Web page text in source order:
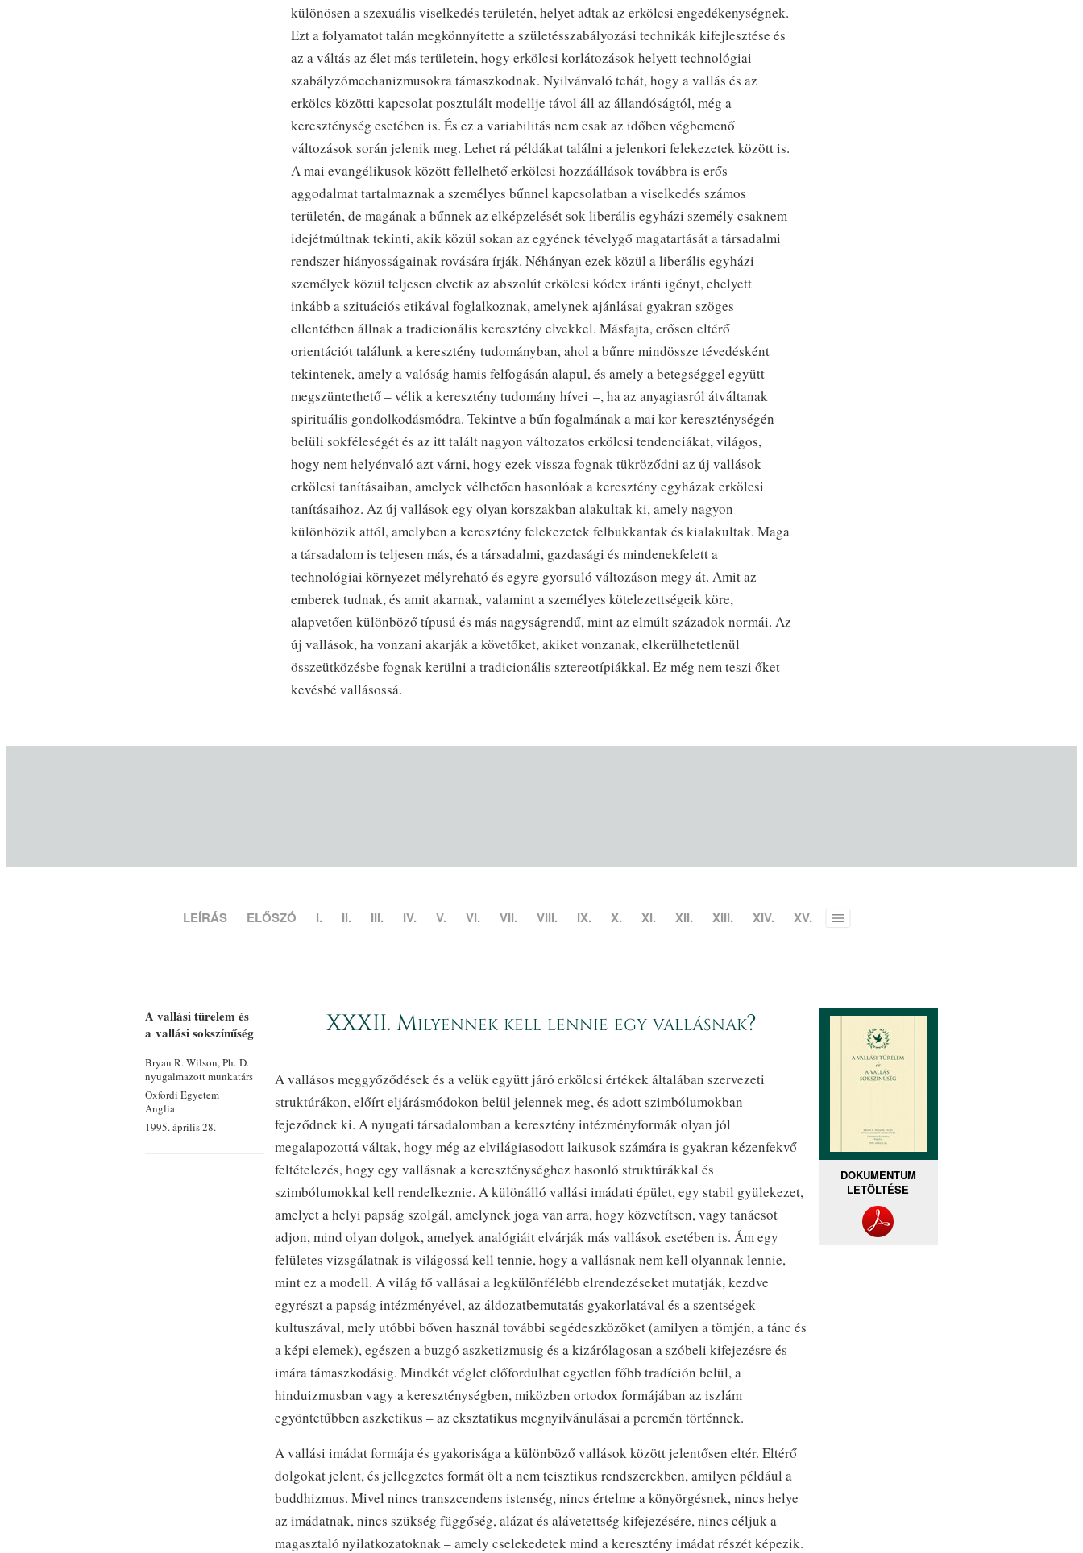
különösen a szexuális viselkedés területén, helyet adtak az erkölcsi engedékenységnek.
Ezt a folyamatot talán megkönnyítette a születésszabályozási technikák kifejlesztése és
az a váltás az élet más területein, hogy erkölcsi korlátozások helyett technológiai
szabályzómechanizmusokra támaszkodnak. Nyilvánvaló tehát, hogy a vallás és az
erkölcs közötti kapcsolat posztulált modellje távol áll az állandóságtól, még a
kereszténység esetében is. És ez a variabilitás nem csak az időben végbemenő
változások során jelenik meg. Lehet rá példákat találni a jelenkori felekezetek között is.
A mai evangélikusok között fellelhető erkölcsi hozzáállások továbbra is erős
aggodalmat tartalmaznak a személyes bűnnel kapcsolatban a viselkedés számos
területén, de magának a bűnnek az elképzelését sok liberális egyházi személy csaknem
idejétmúltnak tekinti, akik közül sokan az egyének tévelygő magatartását a társadalmi
rendszer hiányosságainak rovására írják. Néhányan ezek közül a liberális egyházi
személyek közül teljesen elvetik az abszolút erkölcsi kódex iránti igényt, ehelyett
inkább a szituációs etikával foglalkoznak, amelynek ajánlásai gyakran szöges
ellentétben állnak a tradicionális keresztény elvekkel. Másfajta, erősen eltérő
orientációt találunk a keresztény tudományban, ahol a bűnre mindössze tévedésként
tekintenek, amely a valóság hamis felfogásán alapul, és amely a betegséggel együtt
megszüntethető – vélik a keresztény tudomány hívei –, ha az anyagiasról átváltanak
spirituális gondolkodásmódra. Tekintve a bűn fogalmának a mai kor kereszténységén
belüli sokféleségét és az itt talált nagyon változatos erkölcsi tendenciákat, világos,
hogy nem helyénvaló azt várni, hogy ezek vissza fognak tükröződni az új vallások
erkölcsi tanításaiban, amelyek vélhetően hasonlóak a keresztény egyházak erkölcsi
tanításaihoz. Az új vallások egy olyan korszakban alakultak ki, amely nagyon
különbözik attól, amelyben a keresztény felekezetek felbukkantak és kialakultak. Maga
a társadalom is teljesen más, és a társadalmi, gazdasági és mindenekfelett a
technológiai környezet mélyreható és egyre gyorsuló változáson megy át. Amit az
emberek tudnak, és amit akarnak, valamint a személyes kötelezettségeik köre,
alapvetően különböző típusú és más nagyságrendű, mint az elmúlt századok normái. Az
új vallások, ha vonzani akarják a követőket, akiket vonzanak, elkerülhetetlenül
összeütközésbe fognak kerülni a tradicionális sztereotípiákkal. Ez még nem teszi őket
kevésbé vallásossá.
LEÍRÁS ELŐSZÓ I. II. III. IV. V. VI. VII. VIII. IX. X. XI. XII. XIII. XIV. XV. Toggle
A vallási türelem és
a vallási sokszínűség
Bryan R. Wilson, Ph. D.
nyugalmazott munkatárs
Oxfordi Egyetem
Anglia
1995. április 28.
XXXII. Milyennek kell lennie egy vallásnak?
A vallásos meggyőződések és a velük együtt járó erkölcsi értékek általában szervezeti
struktúrákon, előírt eljárásmódokon belül jelennek meg, és adott szimbólumokban
fejeződnek ki. A nyugati társadalomban a keresztény intézményformák olyan jól
megalapozottá váltak, hogy még az elvilágiasodott laikusok számára is gyakran kézenfekvő
feltételezés, hogy egy vallásnak a kereszténységhez hasonló struktúrákkal és
szimbólumokkal kell rendelkeznie. A különálló vallási imádati épület, egy stabil gyülekezet,
amelyet a helyi papság szolgál, amelynek joga van arra, hogy közvetítsen, vagy tanácsot
adjon, mind olyan dolgok, amelyek analógiáit elvárják más vallások esetében is. Ám egy
felületes vizsgálatnak is világossá kell tennie, hogy a vallásnak nem kell olyannak lennie,
mint ez a modell. A világ fő vallásai a legkülönfélébb elrendezéseket mutatják, kezdve
egyrészt a papság intézményével, az áldozatbemutatás gyakorlatával és a szentségek
kultuszával, mely utóbbi bőven használ további segédeszközöket (amilyen a tömjén, a tánc és
a képi elemek), egészen a buzgó aszketizmusig és a kizárólagosan a szóbeli kifejezésre és
imára támaszkodásig. Mindkét véglet előfordulhat egyetlen főbb tradíción belül, a
hinduizmusban vagy a kereszténységben, miközben ortodox formájában az iszlám
egyöntetűbben aszketikus – az eksztatikus megnyilvánulásai a peremén történnek.
A vallási imádat formája és gyakorisága a különböző vallások között jelentősen eltér. Eltérő
dolgokat jelent, és jellegzetes formát ölt a nem teisztikus rendszerekben, amilyen például a
buddhizmus. Mivel nincs transzcendens istenség, nincs értelme a könyörgésnek, nincs helye
az imádatnak, nincs szükség függőség, alázat és alávetettség kifejezésére, nincs céljuk a
magasztaló nyilatkozatoknak – amely cselekedetek mind a keresztény imádat részét képezik.
DOKUMENTUM
LETÖLTÉSE